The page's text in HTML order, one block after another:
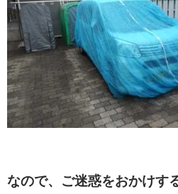
なので、ご迷惑をおかけす